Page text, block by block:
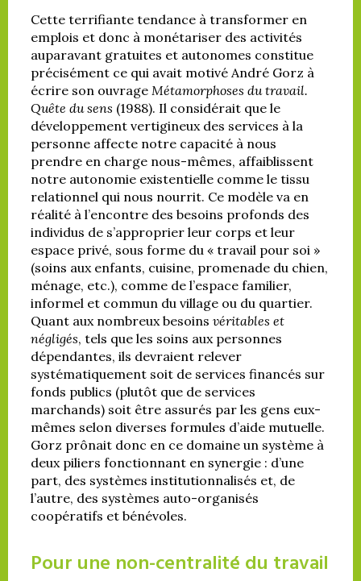
Cette terrifiante tendance à transformer en
emplois et donc à monétariser des activités
auparavant gratuites et autonomes constitue
précisément ce qui avait motivé André Gorz à
écrire son ouvrage Métamorphoses du travail.
Quête du sens (1988). Il considérait que le
développement vertigineux des services à la
personne affecte notre capacité à nous
prendre en charge nous-mêmes, affaiblissent
notre autonomie existentielle comme le tissu
relationnel qui nous nourrit. Ce modèle va en
réalité à l’encontre des besoins profonds des
individus de s’approprier leur corps et leur
espace privé, sous forme du « travail pour soi »
(soins aux enfants, cuisine, promenade du chien,
ménage, etc.), comme de l’espace familier,
informel et commun du village ou du quartier.
Quant aux nombreux besoins véritables et
négligés, tels que les soins aux personnes
dépendantes, ils devraient relever
systématiquement soit de services financés sur
fonds publics (plutôt que de services
marchands) soit être assurés par les gens eux-
mêmes selon diverses formules d’aide mutuelle.
Gorz prônait donc en ce domaine un système à
deux piliers fonctionnant en synergie : d’une
part, des systèmes institutionnalisés et, de
l’autre, des systèmes auto-organisés
coopératifs et bénévoles.
Pour une non-centralité du travail